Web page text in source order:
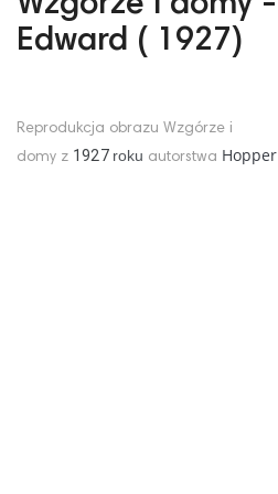
Edward ( 1927)
Reprodukcja obrazu Wzgórze i
domy z 1927 roku autorstwa